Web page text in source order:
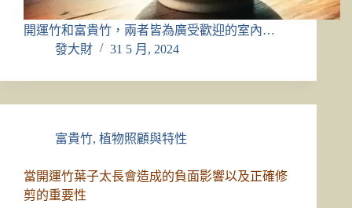
開運竹和富貴竹，兩者皆為廣受歡迎的室內…
發大財
31 5 月, 2024
富貴竹, 植物照顧與特性
當開運竹葉子太長會造成的負面影響以及正確修
剪的重要性